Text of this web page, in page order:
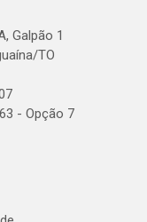
Galpão 1
TO
- Opção 7